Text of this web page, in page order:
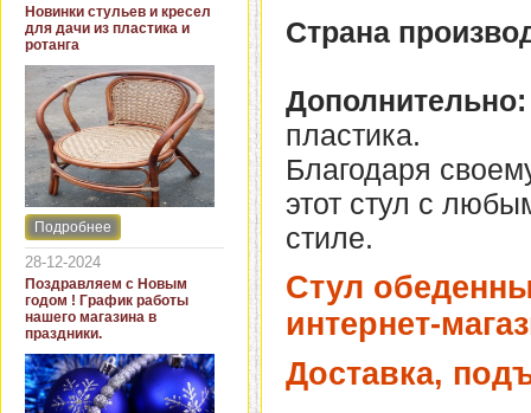
Новинки стульев и кресел
для дачи из пластика и
ротанга
Интернет-магазин "Кровать
и диван" представляет
новинки стульев и кресел
для дачи. В ассортименте
представлены как
бюджетные модели из
пластика для дачи, так и
кресла для загородных
домов из натурального и
искусственного ротанга.
Подробнее
28-12-2024
Поздравляем с Новым
годом ! График работы
нашего магазина в
праздники.
Страна
Дополнительно:
пластика.
Благодаря
этот стул с
стиле.
Стул
интернет-
Доставка,